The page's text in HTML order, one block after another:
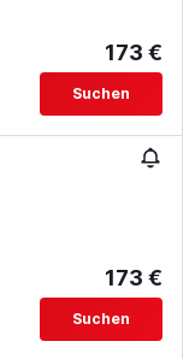
173 €
Suchen
173 €
Suchen